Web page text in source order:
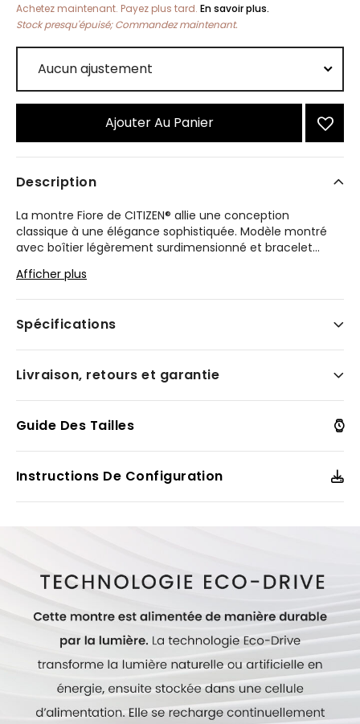
Achetez maintenant. Payez plus tard. En savoir plus.
Stock presqu'épuisé; Commandez maintenant.
Ajouter Au Panier
Description
La montre Fiore de CITIZEN® allie une conception
classique à une élégance sophistiquée. Modèle montré
avec boîtier légèrement surdimensionné et bracelet...
60 diamants et verre en saphir. Cette montre alimentée
par la technologie Eco-Drive est dotée d’un cadran blanc
Afficher plus
Spécifications
Livraison, retours et garantie
Guide Des Tailles
Instructions De Configuration